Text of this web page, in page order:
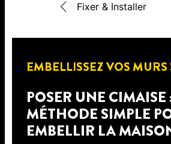
Fixer & Installer
EMBELLISSEZ VOS MURS
POSER UNE CIMAISE
MÉTHODE SIMPLE
EMBELLIR LA